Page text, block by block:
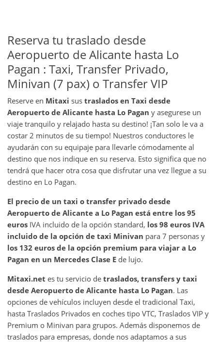
Reserva tu traslado desde
Aeropuerto de Alicante hasta Lo
Pagan : Taxi, Transfer Privado,
Minivan (7 pax) o Transfer VIP
Reserve en Mitaxi sus traslados en Taxi desde
Aeropuerto de Alicante hasta Lo Pagan y asegurese un
viaje tranquilo y relajado hasta su destino! ¡Tan solo le va a
costar 2 minutos de su tiempo! Nuestros conductores le
ayudarán con su equipaje para llevarle cómodamente al
destino que nos indique en su reserva. Esto significa que no
tendrá que hacer otra cosa que disfrutar una vez llegue a su
destino en Lo Pagan.
El precio de un taxi o transfer privado desde
Aeropuerto de Alicante a Lo Pagan está entre los 95
euros IVA incluido de la opción standard, los 98 euros IVA
incluido de la opción de taxi Minivan para 7 personas y
los 132 euros de la opción premium para viajar a Lo
Pagan en un Mercedes Clase E de lujo.
Mitaxi.net es tu servicio de traslados, transfers y taxi
desde Aeropuerto de Alicante hasta Lo Pagan. Las
opciones de vehículos incluyen desde el tradicional Taxi,
hasta Traslados Privados en coches tipo VTC, Traslados VIP y
Premium o Minivan para grupos. Además disponemos de
traslados para empresas, donde nos adaptamos a sus